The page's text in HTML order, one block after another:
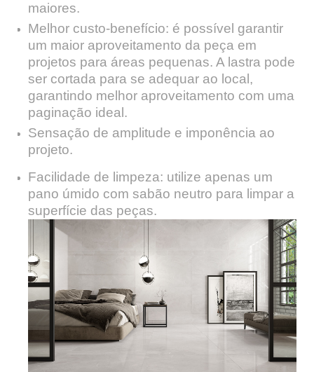
maiores.
Melhor custo-benefício: é possível garantir
um maior aproveitamento da peça em
projetos para áreas pequenas. A lastra pode
ser cortada para se adequar ao local,
garantindo melhor aproveitamento com uma
paginação ideal.
Sensação de amplitude e imponência ao
projeto.
Facilidade de limpeza: utilize apenas um
pano úmido com sabão neutro para limpar a
superfície das peças.